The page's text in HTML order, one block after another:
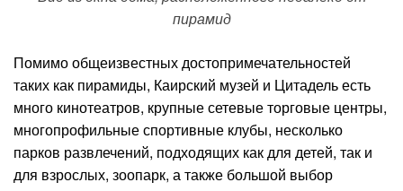
пирамид
Помимо общеизвестных достопримечательностей
таких как пирамиды, Каирский музей и Цитадель есть
много кинотеатров, крупные сетевые торговые центры,
многопрофильные спортивные клубы, несколько
парков развлечений, подходящих как для детей, так и
для взрослых, зоопарк, а также большой выбор